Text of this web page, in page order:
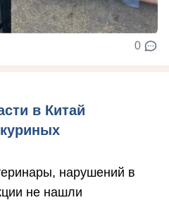
0
в Китай
нарушений в
не нашли